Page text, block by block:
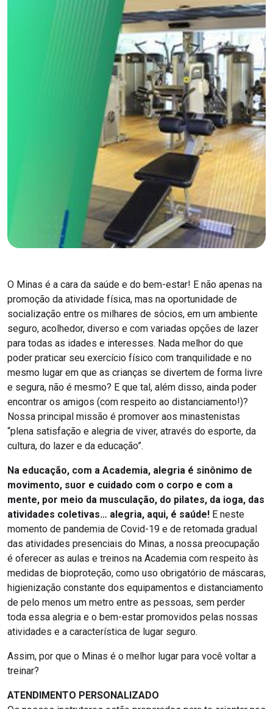
O Minas é a cara da saúde e do bem-estar! E não apenas na
promoção da atividade física, mas na oportunidade de
socialização entre os milhares de sócios, em um ambiente
seguro, acolhedor, diverso e com variadas opções de lazer
para todas as idades e interesses. Nada melhor do que
poder praticar seu exercício físico com tranquilidade e no
mesmo lugar em que as crianças se divertem de forma livre
e segura, não é mesmo? E que tal, além disso, ainda poder
encontrar os amigos (com respeito ao distanciamento!)?
Nossa principal missão é promover aos minastenistas
“plena satisfação e alegria de viver, através do esporte, da
cultura, do lazer e da educação”.
Na educação, com a Academia, alegria é sinônimo de
movimento, suor e cuidado com o corpo e com a
mente, por meio da musculação, do pilates, da ioga, das
atividades coletivas… alegria, aqui, é saúde! E neste
momento de pandemia de Covid-19 e de retomada gradual
das atividades presenciais do Minas, a nossa preocupação
é oferecer as aulas e treinos na Academia com respeito às
medidas de bioproteção, como uso obrigatório de máscaras,
higienização constante dos equipamentos e distanciamento
de pelo menos um metro entre as pessoas, sem perder
toda essa alegria e o bem-estar promovidos pelas nossas
atividades e a característica de lugar seguro.
Assim, por que o Minas é o melhor lugar para você voltar a
treinar?
ATENDIMENTO PERSONALIZADO